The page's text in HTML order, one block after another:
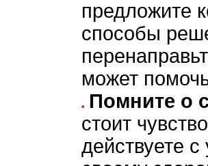
предложите
способы
может
Помните о
стоит
действуете